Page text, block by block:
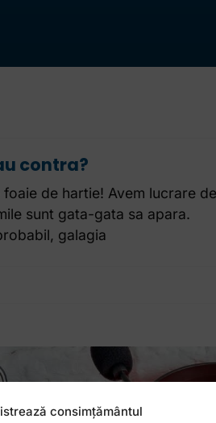
consimțământul
contra?
de hartie! Avem lucrare de
sunt gata-gata sa apara.
galagia